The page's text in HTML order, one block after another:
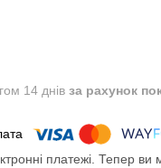
14 днів за рахунок
платежі. Тепер